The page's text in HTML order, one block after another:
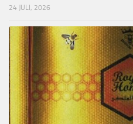
24 JULI, 2026